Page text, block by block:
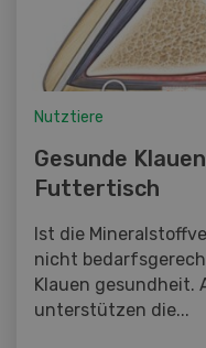
Nutztiere
Gesunde
Futtertisch
Ist die
nicht
Klauen gesundheit.
unterstützen die...